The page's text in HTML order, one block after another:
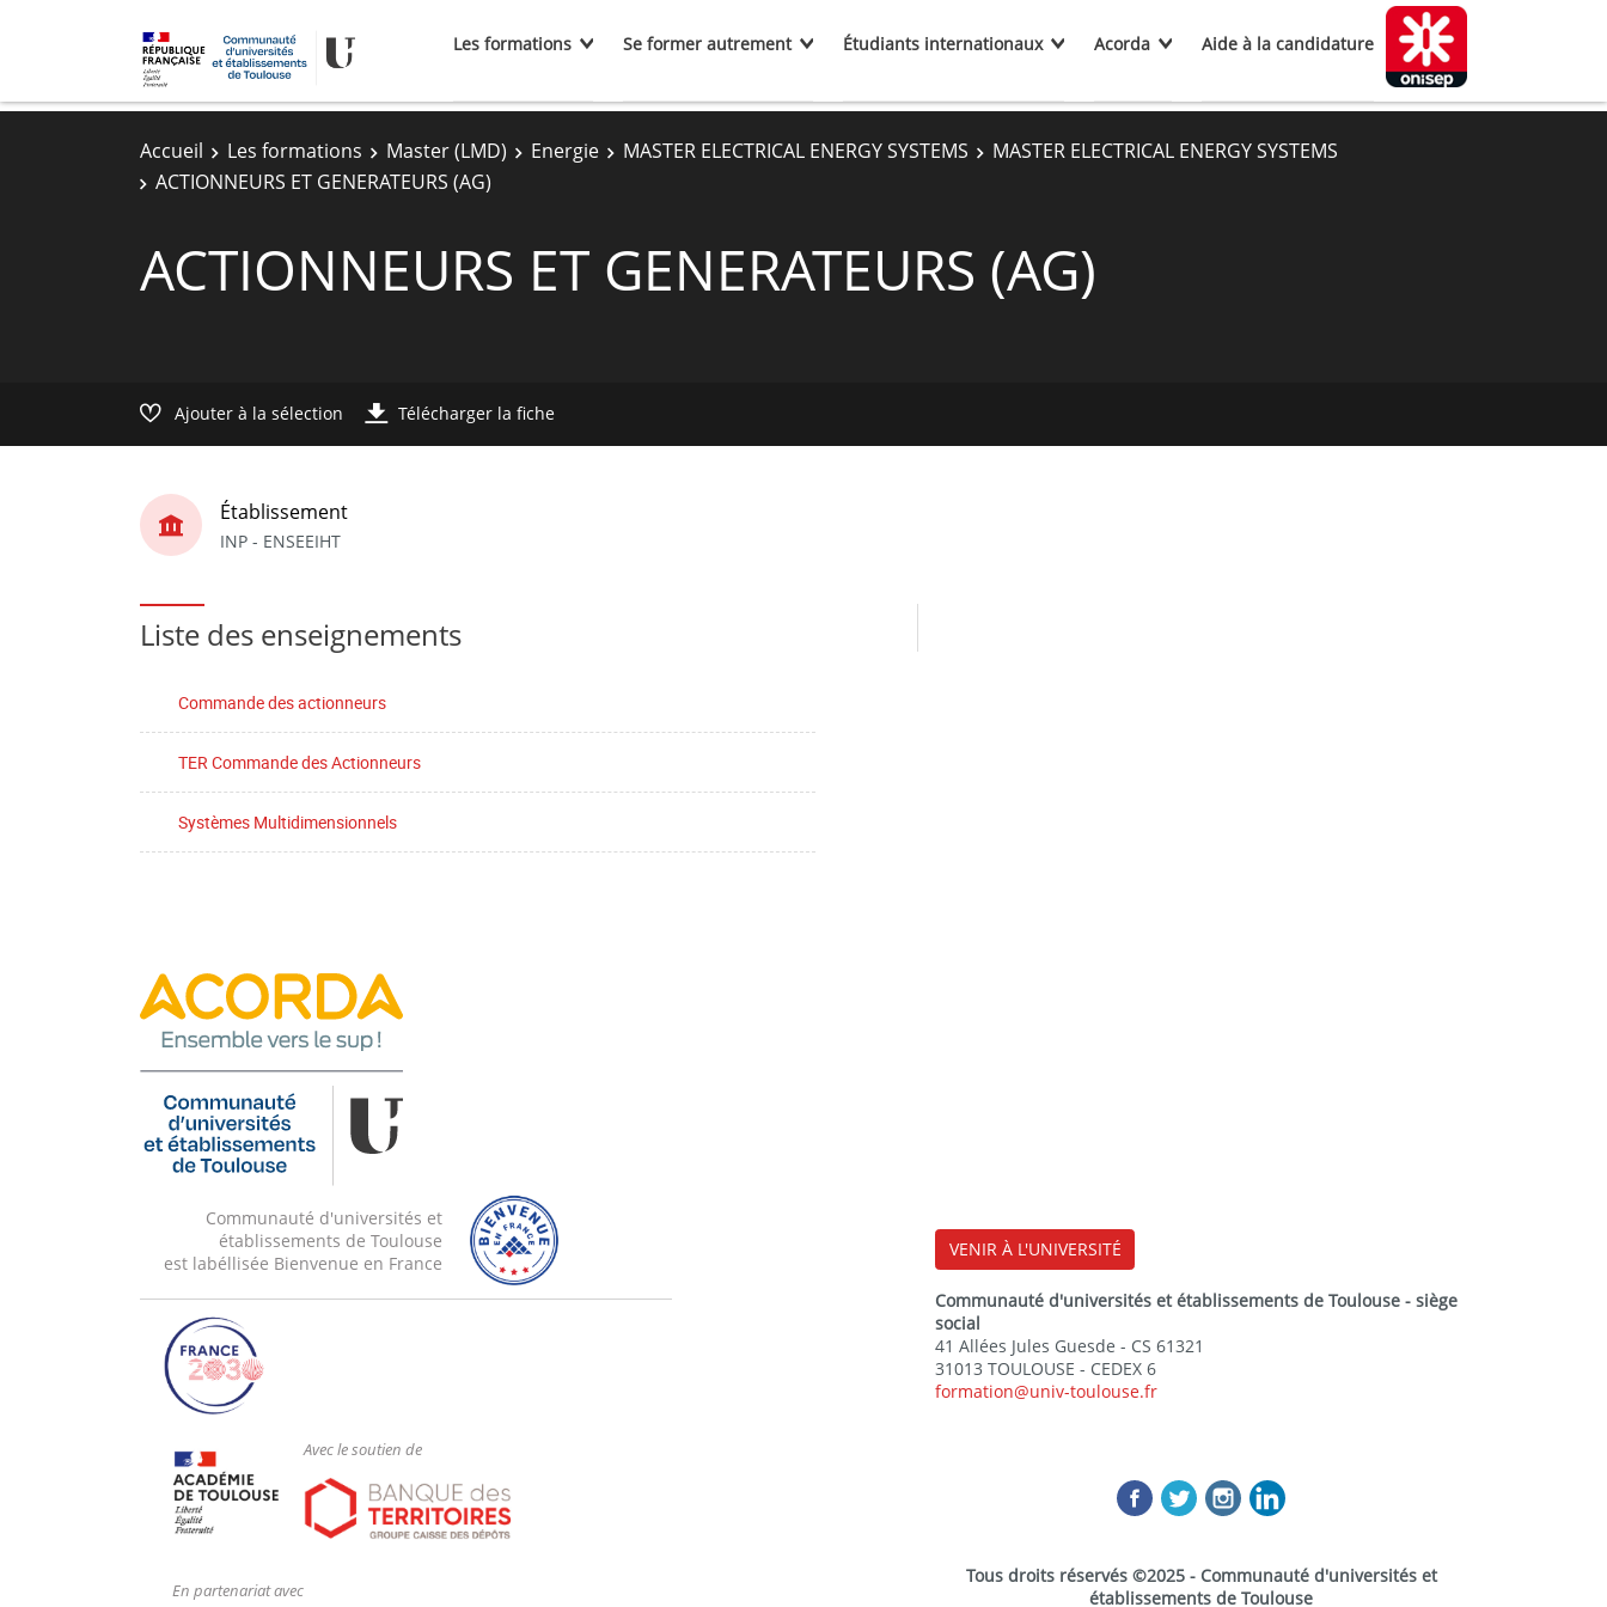
Les formations Se former autrement Étudiants internationaux Acorda Aide à la candidature
Accueil Les formations Master (LMD) Energie MASTER ELECTRICAL ENERGY SYSTEMS
MASTER ELECTRICAL ENERGY SYSTEMS
ACTIONNEURS ET GENERATEURS (AG)
ACTIONNEURS ET GENERATEURS (AG)
Ajouter à la sélection Télécharger la fiche
Établissement
INP - ENSEEIHT
Liste des enseignements
Commande des actionneurs
TER Commande des Actionneurs
Systèmes Multidimensionnels
Communauté d'universités et
établissements de Toulouse
est labéllisée Bienvenue en France
Avec le soutien de
En partenariat avec
VENIR À L'UNIVERSITÉ
Communauté d'universités et établissements de Toulouse - siège
social
41 Allées Jules Guesde - CS 61321
31013 TOULOUSE - CEDEX 6
formation@univ-toulouse.fr
Tous droits réservés ©2025 - Communauté d'universités et
établissements de Toulouse